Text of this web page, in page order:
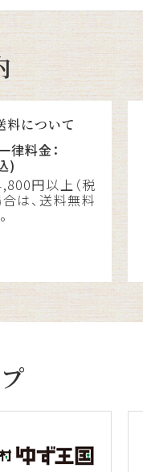
料について
律料金：
)
円以上（税
は、送料無料